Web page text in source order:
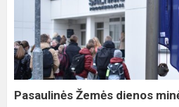
dienos
minėjimas
Pasaulinės Žemės dienos